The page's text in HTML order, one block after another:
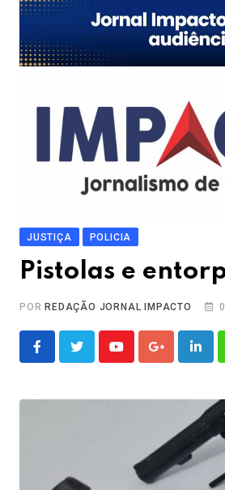
JUSTIÇA POLICIA
Pistolas e
POR REDAÇÃO JORNAL IMPACTO
YoutubeGoogle+